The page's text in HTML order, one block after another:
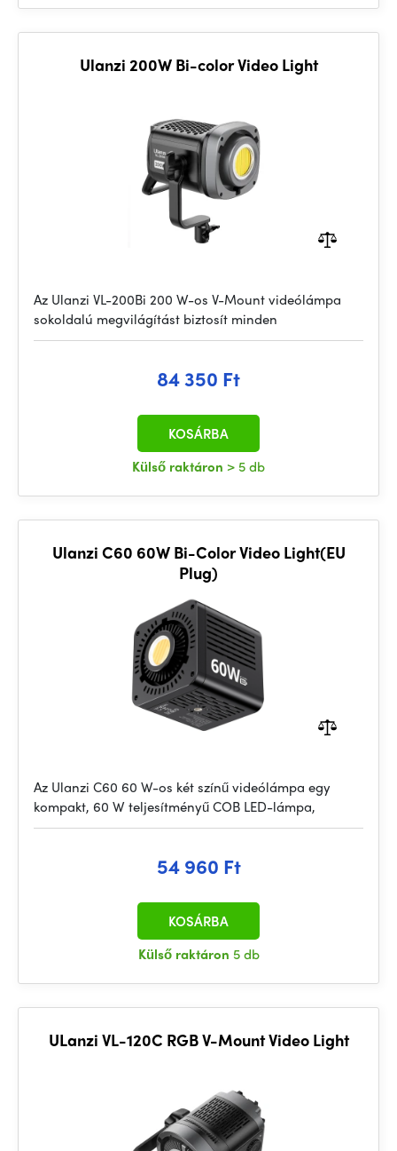
Ulanzi 200W Bi-color Video Light
Az Ulanzi VL-200Bi 200 W-os V-Mount videólámpa
sokoldalú megvilágítást biztosít minden
84 350 Ft
Külső raktáron > 5 db
KOSÁRBA
Ulanzi C60 60W Bi-Color Video Light(EU
Plug)
Az Ulanzi C60 60 W-os két színű videólámpa egy
kompakt, 60 W teljesítményű COB LED-lámpa,
54 960 Ft
Külső raktáron 5 db
KOSÁRBA
ULanzi VL-120C RGB V-Mount Video Light